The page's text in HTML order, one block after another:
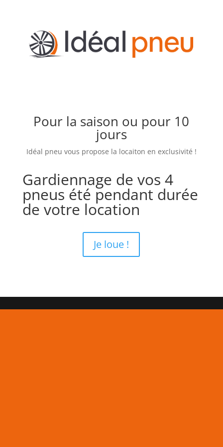
Pour la saison ou pour 10
jours
Idéal pneu vous propose la locaiton en exclusivité !
Gardiennage de vos 4
pneus été pendant durée
de votre location
Je loue !